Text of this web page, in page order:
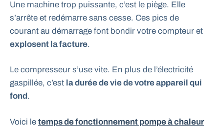
Une machine trop puissante, c’est le piège. Elle
s’arrête et redémarre sans cesse. Ces pics de
courant au démarrage font bondir votre compteur et
explosent la facture.
Le compresseur s’use vite. En plus de l’électricité
gaspillée, c’est la durée de vie de votre appareil qui
fond.
Voici le temps de fonctionnement pompe à chaleur